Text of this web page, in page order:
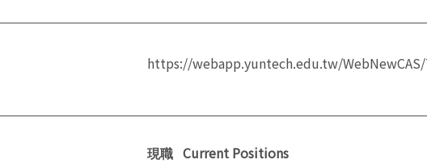
https://webapp.yuntech.edu.tw/
現職Current Positions